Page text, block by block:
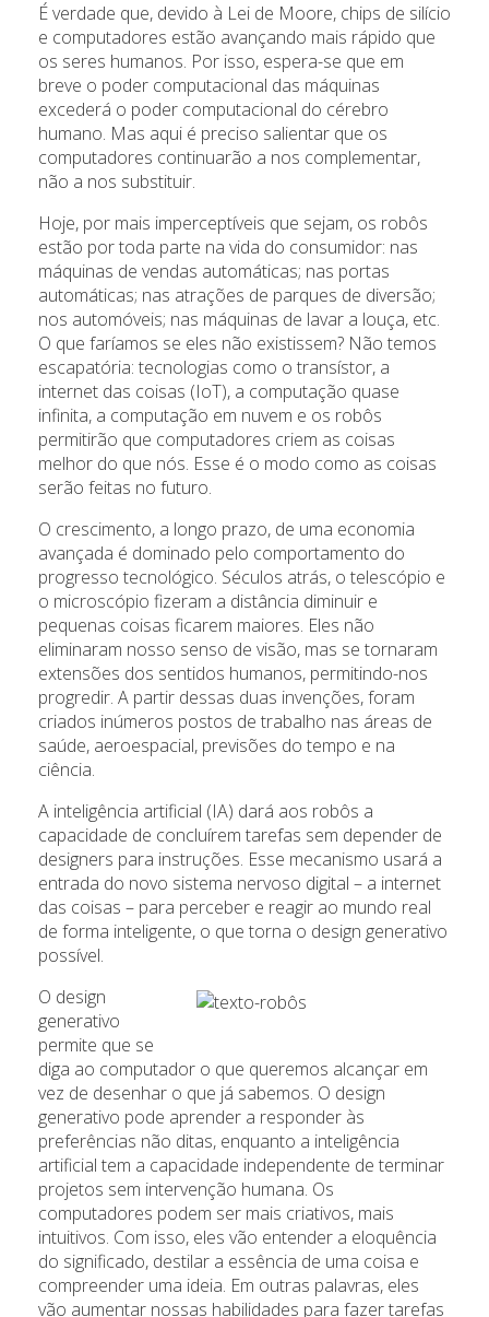
É verdade que, devido à Lei de Moore, chips de silício
e computadores estão avançando mais rápido que
os seres humanos. Por isso, espera-se que em
breve o poder computacional das máquinas
excederá o poder computacional do cérebro
humano. Mas aqui é preciso salientar que os
computadores continuarão a nos complementar,
não a nos substituir.
Hoje, por mais imperceptíveis que sejam, os robôs
estão por toda parte na vida do consumidor: nas
máquinas de vendas automáticas; nas portas
automáticas; nas atrações de parques de diversão;
nos automóveis; nas máquinas de lavar a louça, etc.
O que faríamos se eles não existissem? Não temos
escapatória: tecnologias como o transístor, a
internet das coisas (IoT), a computação quase
infinita, a computação em nuvem e os robôs
permitirão que computadores criem as coisas
melhor do que nós. Esse é o modo como as coisas
serão feitas no futuro.
O crescimento, a longo prazo, de uma economia
avançada é dominado pelo comportamento do
progresso tecnológico. Séculos atrás, o telescópio e
o microscópio fizeram a distância diminuir e
pequenas coisas ficarem maiores. Eles não
eliminaram nosso senso de visão, mas se tornaram
extensões dos sentidos humanos, permitindo-nos
progredir. A partir dessas duas invenções, foram
criados inúmeros postos de trabalho nas áreas de
saúde, aeroespacial, previsões do tempo e na
ciência.
A inteligência artificial (IA) dará aos robôs a
capacidade de concluírem tarefas sem depender de
designers para instruções. Esse mecanismo usará a
entrada do novo sistema nervoso digital – a internet
das coisas – para perceber e reagir ao mundo real
de forma inteligente, o que torna o design generativo
possível.
O design
generativo
permite que se
diga ao computador o que queremos alcançar em
vez de desenhar o que já sabemos. O design
generativo pode aprender a responder às
preferências não ditas, enquanto a inteligência
artificial tem a capacidade independente de terminar
projetos sem intervenção humana. Os
computadores podem ser mais criativos, mais
intuitivos. Com isso, eles vão entender a eloquência
do significado, destilar a essência de uma coisa e
compreender uma ideia. Em outras palavras, eles
vão aumentar nossas habilidades para fazer tarefas